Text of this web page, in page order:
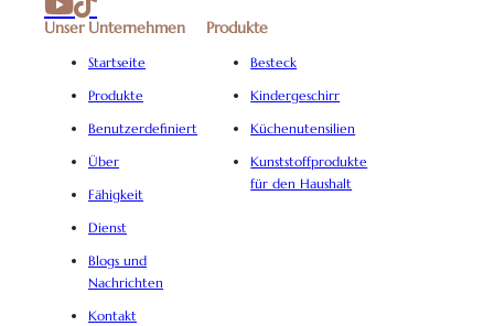
Unser Unternehmen
Startseite
Produkte
Benutzerdefiniert
Über
Fähigkeit
Dienst
Blogs und
Nachrichten
Kontakt
Produkte
Besteck
Kindergeschirr
Küchenutensilien
Kunststoffprodukte
für den Haushalt